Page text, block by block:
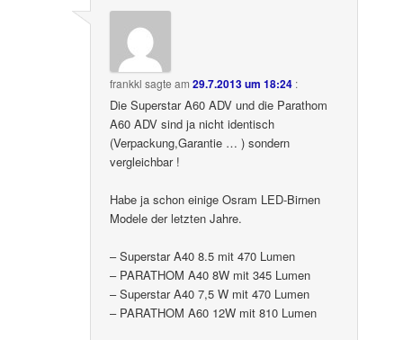
frankkl sagte am29.7.2013 um 18:24 :
Die Superstar A60 ADV und die Parathom
A60 ADV sind ja nicht identisch
(Verpackung,Garantie … ) sondern
vergleichbar !
Habe ja schon einige Osram LED-Birnen
Modele der letzten Jahre.
– Superstar A40 8.5 mit 470 Lumen
– PARATHOM A40 8W mit 345 Lumen
– Superstar A40 7,5 W mit 470 Lumen
– PARATHOM A60 12W mit 810 Lumen